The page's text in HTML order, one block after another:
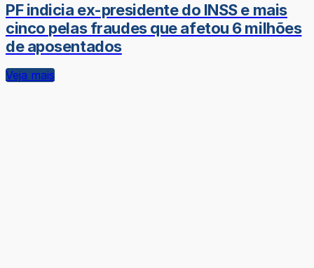
PF indicia ex-presidente do INSS e mais
cinco pelas fraudes que afetou 6 milhões
de aposentados
Veja mais